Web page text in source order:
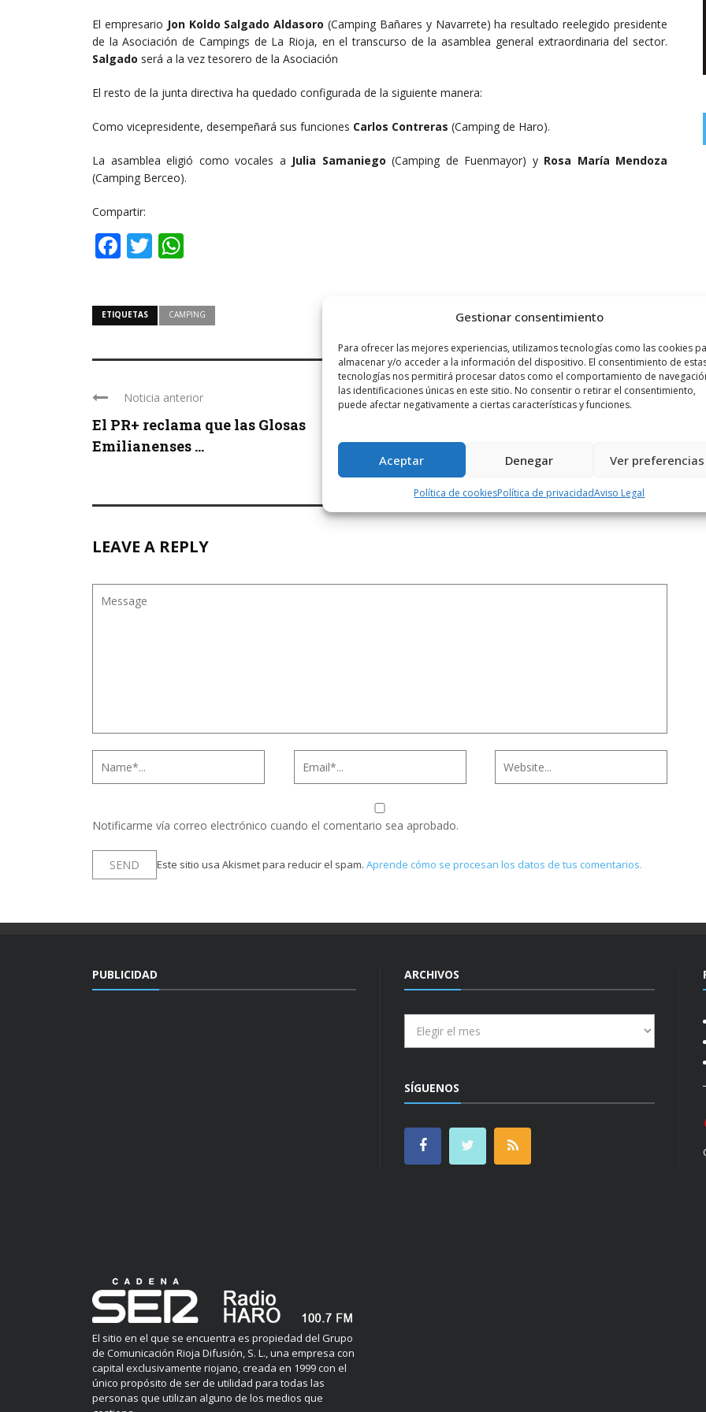
Gestionar consentimiento
Para ofrecer las mejores experiencias, utilizamos tecnologías como las cookies
almacenar y/o acceder a la información del dispositivo. El consentimiento de
tecnologías nos permitirá procesar datos como el comportamiento de
las identificaciones únicas en este sitio. No consentir o retirar el consentimiento,
puede afectar negativamente a ciertas características y funciones.
Aceptar Denegar Ver preferencias
Política de cookiesPolítica de privacidadAviso Legal
El empresario Jon Koldo Salgado Aldasoro (Camping Bañares y Navarrete) ha resultado reelegido presidente
de la Asociación de Campings de La Rioja, en el transcurso de la asamblea general extraordinaria del sector.
Salgado será a la vez tesorero de la Asociación
El resto de la junta directiva ha quedado configurada de la siguiente manera:
Como vicepresidente, desempeñará sus funciones Carlos Contreras (Camping de Haro).
La asamblea eligió como vocales a Julia Samaniego (Camping de Fuenmayor) y Rosa María Mendoza
(Camping Berceo).
Compartir:
Facebook
Twitter
ETIQUETAS CAMPING
Noticia anterior
El PR+ reclama que las Glosas
Emilianenses ...
Siguiente noticia
LEAVE A REPLY
Notificarme vía correo electrónico cuando el comentario sea aprobado.
Este sitio usa Akismet para reducir el spam. Aprende cómo se procesan los datos de tus comentarios.
PUBLICIDAD
El sitio en el que se encuentra es propiedad del Grupo
de Comunicación Rioja Difusión, S. L., una empresa con
capital exclusivamente riojano, creada en 1999 con el
único propósito de ser de utilidad para todas las
personas que utilizan alguno de los medios que
ARCHIVOS
SÍGUENOS